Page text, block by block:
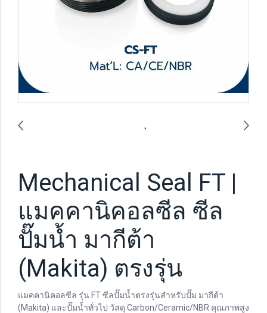
Mechanical Seal FT |
แมคคานิคอลซีล ซีล
ปั๊มน้ำ มากีต้า
(Makita) ตรงรุ่น
แมคคานิคอลซีล รุ่น FT ซีลปั๊มน้ำตรงรุ่นสำหรับปั๊ม มากีต้า
(Makita) และปั๊มน้ำทั่วไป วัสดุ Carbon/Ceramic/NBR คุณภาพสูง